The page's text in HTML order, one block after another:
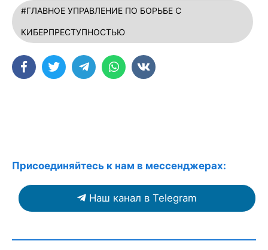
#ГЛАВНОЕ УПРАВЛЕНИЕ ПО БОРЬБЕ С
КИБЕРПРЕСТУПНОСТЬЮ
Присоединяйтесь к нам в мессенджерах:
Наш канал в Telegram